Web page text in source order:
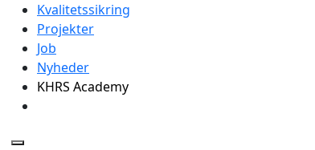
Kvalitetssikring
Projekter
Job
Nyheder
KHRS Academy